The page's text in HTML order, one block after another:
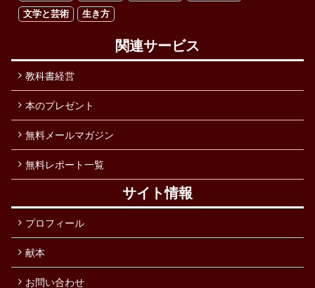
文学と芸術
生き方
関連サービス
教科書経営
本のプレゼント
無料メールマガジン
無料レポート一覧
サイト情報
プロフィール
献本
お問い合わせ